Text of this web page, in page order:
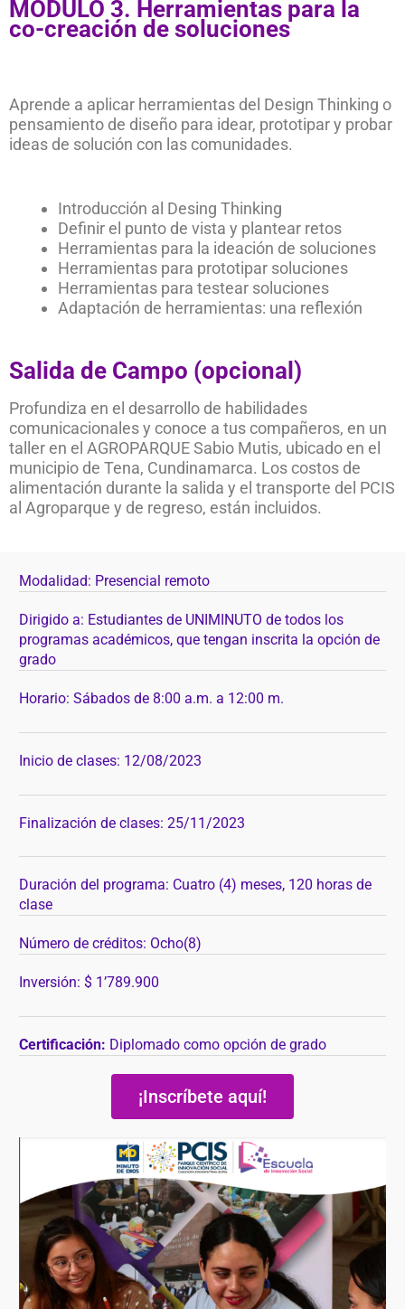
MÓDULO 3. Herramientas para la
co-creación de soluciones
Aprende a aplicar herramientas del Design Thinking o
pensamiento de diseño para idear, prototipar y probar
ideas de solución con las comunidades.
Introducción al Desing Thinking
Definir el punto de vista y plantear retos
Herramientas para la ideación de soluciones
Herramientas para prototipar soluciones
Herramientas para testear soluciones
Adaptación de herramientas: una reflexión
Salida de Campo (opcional)
Profundiza en el desarrollo de habilidades
comunicacionales y conoce a tus compañeros, en un
taller en el AGROPARQUE Sabio Mutis, ubicado en el
municipio de Tena, Cundinamarca. Los costos de
alimentación durante la salida y el transporte del PCIS
al Agroparque y de regreso, están incluidos.
Modalidad: Presencial remoto
Dirigido a: Estudiantes de UNIMINUTO de todos los
programas académicos, que tengan inscrita la opción de
grado
Horario: Sábados de 8:00 a.m. a 12:00 m.
Inicio de clases: 12/08/2023
Finalización de clases: 25/11/2023
Duración del programa: Cuatro (4) meses, 120 horas de
clase
Número de créditos: Ocho(8)
Inversión: $ 1’789.900
Certificación: Diplomado como opción de grado
¡Inscríbete aquí!